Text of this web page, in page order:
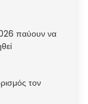
παύουν να
τον